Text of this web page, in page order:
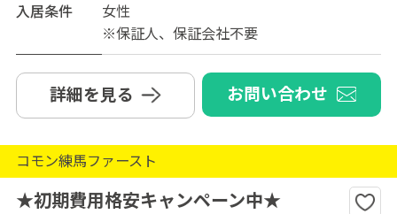
入居条件
女性
※保証人、保証会社不要
詳細を見る お問い合わせ
コモン練馬ファースト
★初期費用格安キャンペーン中★